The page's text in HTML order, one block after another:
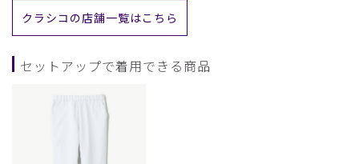
クラシコの店舗一覧はこちら
セットアップで着用できる商品